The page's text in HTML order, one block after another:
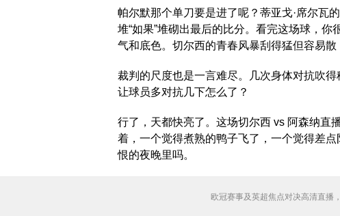
帕尔默那个单刀要是进了呢？蒂亚戈·席尔瓦
堆“如果”堆砌出最后的比分。看完这场球，
气和底色。切尔西的青春风暴刮得猛但容易
裁判的尺度也是一言难尽。几次身体对抗吹
让球员多对抗几下怎么了？
行了，天都快亮了。这场切尔西 vs 阿森纳直
着，一个觉得煮熟的鸭子飞了，一个觉得差
恨的夜晚里吗。
欧冠赛事及英超焦点对决高清直播